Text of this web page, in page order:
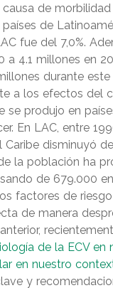
de
de
fue del 7,0%.
a 4.1 millones en
durante
a los efectos del
produjo en
En LAC, entre
disminuyó
la población ha
de 679.000
factores de riesgo
de manera
de la ECV en
en nuestro
y